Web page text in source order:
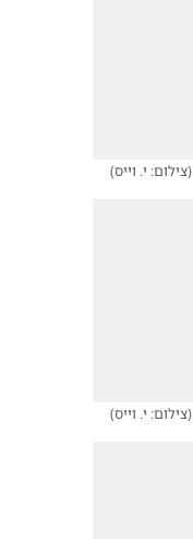
(צילום: י. וייס)
(צילום: י. וייס)